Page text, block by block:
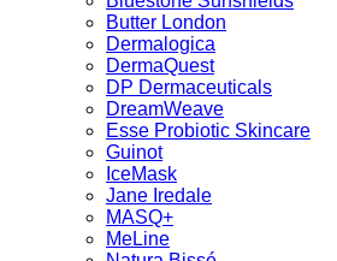
Butter London
Dermalogica
DermaQuest
DP Dermaceuticals
DreamWeave
Esse Probiotic Skincare
Guinot
IceMask
Jane Iredale
MASQ+
MeLine